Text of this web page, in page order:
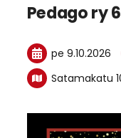
Pedago ry
pe 9.10.2026
Satamakatu